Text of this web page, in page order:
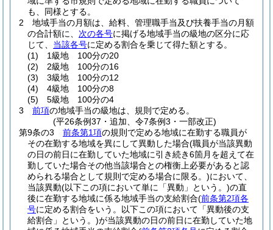
も、同様とする。
2
地域手当の月額は、給料、管理職手当及び扶養手当の月額
の合計額に、 次の各号に掲げる地域手当の級地の区分に応
じて、 当該各号に定める割合を乗じて得た額とする。
(1)
1級地 100分の20
(2)
2級地 100分の16
(3)
3級地 100分の12
(4)
4級地 100分の8
(5)
5級地 100分の4
3
前項の地域手当の級地は、規則で定める。
(平26条例37・追加、令7条例3・一部改正)
第9条の3
前条第1項の規則で定める地域に在勤する職員が
その在勤する地域を異にして異動した場合(職員が当該異動
の日の前日に在勤していた地域に引き続き6箇月を超えて在
勤していた場合その他当該場合との権衡上必要があると認
められる場合として規則で定める場合に限る。)において、
当該異動(以下この項において単に「異動」という。)の直
後に在勤する地域に係る地域手当の支給割合(前条第2項各
号に定める割合をいう。以下この項において「異動後の支
給割合」という。)が当該異動の日の前日に在勤していた地